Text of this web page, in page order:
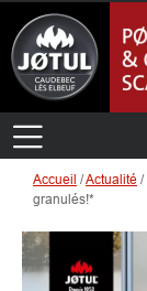
Accueil /Actualité /
granulés!*